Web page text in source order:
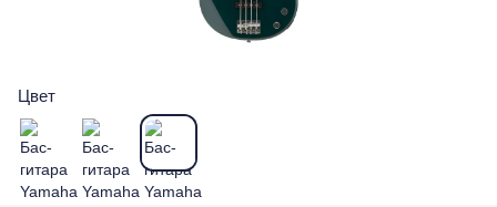
Цвет